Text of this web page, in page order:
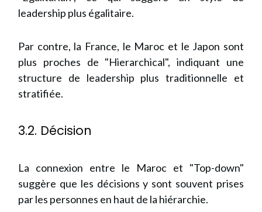
leadership plus égalitaire.
Par contre, la France, le Maroc et le Japon sont
plus proches de "Hierarchical", indiquant une
structure de leadership plus traditionnelle et
stratifiée.
3.2. Décision
La connexion entre le Maroc et "Top-down"
suggère que les décisions y sont souvent prises
par les personnes en haut de la hiérarchie.